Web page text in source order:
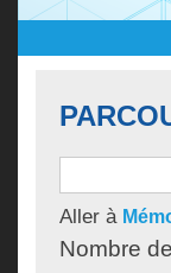
Aller à
Nombre